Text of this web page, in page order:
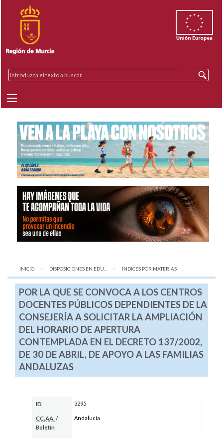
INICIO DISPOSICIONES EN EDU... AQUÍ:
ÍNDICES POR MATERIAS
POR LA QUE SE CONVOCA A LOS CENTROS
DOCENTES PÚBLICOS DEPENDIENTES DE LA
CONSEJERÍA A SOLICITAR LA AMPLIACIÓN
DEL HORARIO DE APERTURA
CONTEMPLADA EN EL DECRETO 137/2002,
DE 30 DE ABRIL, DE APOYO A LAS FAMILIAS
ANDALUZAS
ID 3295
CC.AA. /
Boletín
Andalucía